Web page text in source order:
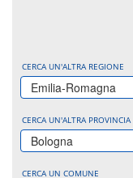
CERCA UN'ALTRA REGIONE
Emilia-Romagna
CERCA UN'ALTRA PROVINCIA
Bologna
CERCA UN COMUNE